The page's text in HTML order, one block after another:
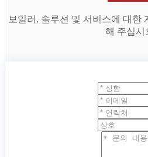
보일러, 솔루션 및 서비스에 대한
해 주십시